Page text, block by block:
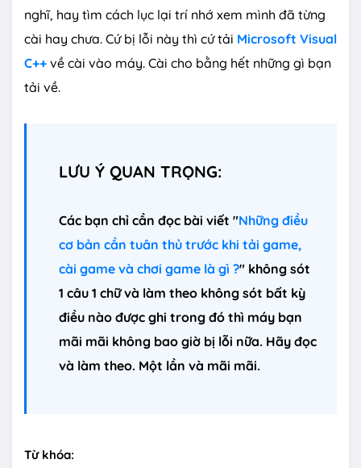
nghĩ, hay tìm cách lục lại trí nhớ xem mình đã từng
cài hay chưa. Cứ bị lỗi này thì cứ tải Microsoft Visual
C++ về cài vào máy. Cài cho bằng hết những gì bạn
tải về.
LƯU Ý QUAN TRỌNG:
Các bạn chỉ cần đọc bài viết "Những điều
cơ bản cần tuân thủ trước khi tải game,
cài game và chơi game là gì ?" không sót
1 câu 1 chữ và làm theo không sót bất kỳ
điều nào được ghi trong đó thì máy bạn
mãi mãi không bao giờ bị lỗi nữa. Hãy đọc
và làm theo. Một lần và mãi mãi.
Từ khóa: